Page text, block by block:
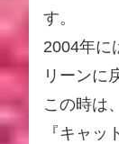
す。
2004年に
リーンに
この時は
『キャッ